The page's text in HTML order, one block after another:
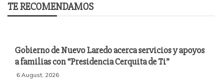
TE RECOMENDAMOS
Gobierno de Nuevo Laredo acerca servicios y apoyos
a familias con “Presidencia Cerquita de Ti”
6 August, 2026